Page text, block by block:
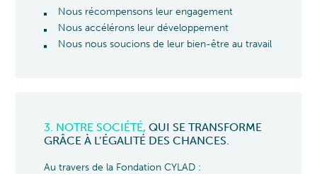
Nous récompensons leur engagement
Nous accélérons leur développement
Nous nous soucions de leur bien-être au travail
3. NOTRE SOCIÉTÉ, QUI SE TRANSFORME
GRÂCE À L’ÉGALITÉ DES CHANCES.
Au travers de la Fondation CYLAD :